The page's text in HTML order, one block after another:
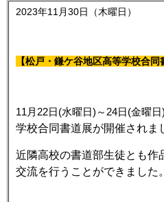
2023年11月30日（木曜日）
【松戸・鎌ケ谷地区高等学校合同
11 月22日(水曜日)～24日(金曜日)
学校合同書道展が開催されま
近隣高校の書道部生徒とも作
交流を行うことができました。